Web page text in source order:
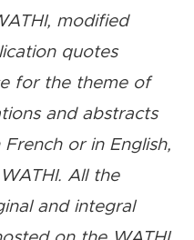
modified
quotes
for the theme of
and abstracts
or in English,
All the
and integral